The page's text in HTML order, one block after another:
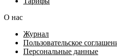
О нас
Журнал
Пользовательское
Персональные данные